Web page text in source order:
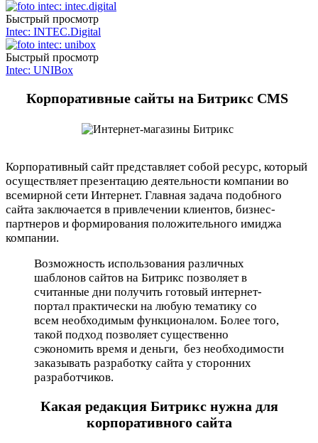
Быстрый просмотр
Intec: INTEC.Digital
Быстрый просмотр
Intec: UNIBox
Корпоративные сайты на Битрикс CMS
Корпоративный сайт представляет собой ресурс, который
осуществляет презентацию деятельности компании во
всемирной сети Интернет. Главная задача подобного
сайта заключается в привлечении клиентов, бизнес-
партнеров и формирования положительного имиджа
компании.
Возможность использования различных
шаблонов сайтов на Битрикс позволяет в
считанные дни получить готовый интернет-
портал практически на любую тематику со
всем необходимым функционалом. Более того,
такой подход позволяет существенно
сэкономить время и деньги, без необходимости
заказывать разработку сайта у сторонних
разработчиков.
Какая редакция Битрикс нужна для
корпоративного сайта